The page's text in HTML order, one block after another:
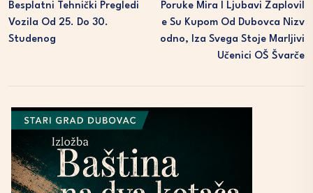
Besplatni Tehnički Pregledi
Vozila Od 25. Do 30.
Studenog
Poruke Mira I Ljubavi Zaplovil
E Su Kupom Od Dubovca Nizv
Odno, Iza Svega Stoje Marljivi
Učenici OŠ Švarče